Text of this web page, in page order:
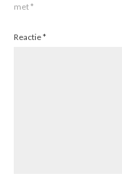
met*
Reactie*